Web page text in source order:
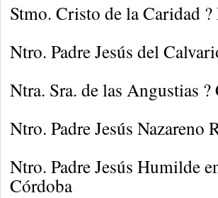
Stmo. Cristo de la Caridad ?
Ntro. Padre Jesús del
Ntra. Sra. de las Angustias ?
Ntro. Padre Jesús Nazareno
Ntro. Padre Jesús Humilde
Córdoba